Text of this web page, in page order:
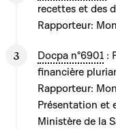
recettes et des
Rapporteur:
Docpa n°6901 :
financière
Rapporteur:
Présentation et
Ministère de la